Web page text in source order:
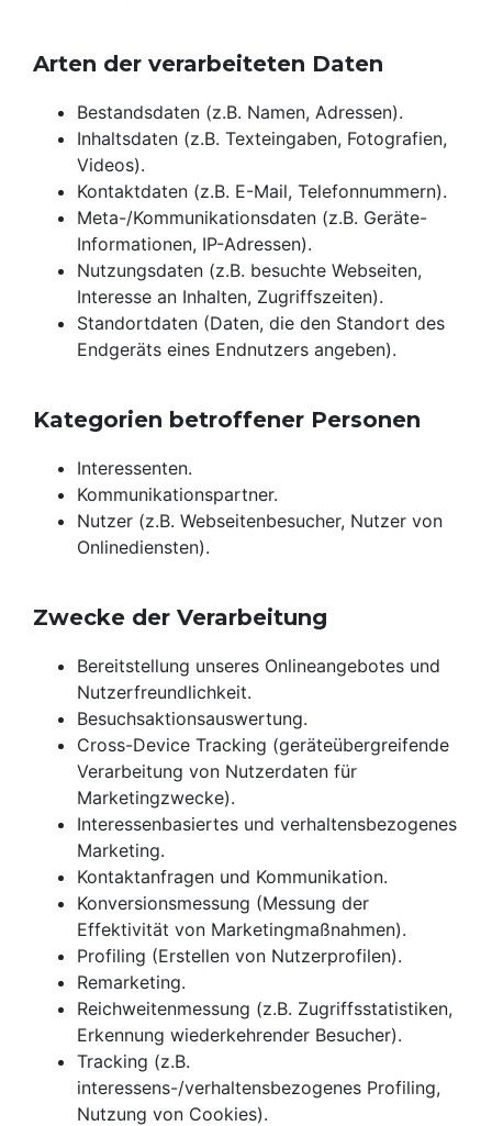
Arten der verarbeiteten Daten
Bestandsdaten (z.B. Namen, Adressen).
Inhaltsdaten (z.B. Texteingaben, Fotografien,
Videos).
Kontaktdaten (z.B. E-Mail, Telefonnummern).
Meta-/Kommunikationsdaten (z.B. Geräte-
Informationen, IP-Adressen).
Nutzungsdaten (z.B. besuchte Webseiten,
Interesse an Inhalten, Zugriffszeiten).
Standortdaten (Daten, die den Standort des
Endgeräts eines Endnutzers angeben).
Kategorien betroffener Personen
Interessenten.
Kommunikationspartner.
Nutzer (z.B. Webseitenbesucher, Nutzer von
Onlinediensten).
Zwecke der Verarbeitung
Bereitstellung unseres Onlineangebotes und
Nutzerfreundlichkeit.
Besuchsaktionsauswertung.
Cross-Device Tracking (geräteübergreifende
Verarbeitung von Nutzerdaten für
Marketingzwecke).
Interessenbasiertes und verhaltensbezogenes
Marketing.
Kontaktanfragen und Kommunikation.
Konversionsmessung (Messung der
Effektivität von Marketingmaßnahmen).
Profiling (Erstellen von Nutzerprofilen).
Remarketing.
Reichweitenmessung (z.B. Zugriffsstatistiken,
Erkennung wiederkehrender Besucher).
Tracking (z.B.
interessens-/verhaltensbezogenes Profiling,
Nutzung von Cookies).